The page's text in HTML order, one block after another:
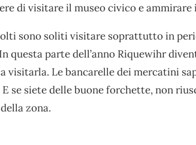
di visitare il museo civico e
sono soliti visitare soprattutto in
questa parte dell’anno Riquewihr
visitarla. Le bancarelle dei mercatini
E se siete delle buone forchette, non
zona.